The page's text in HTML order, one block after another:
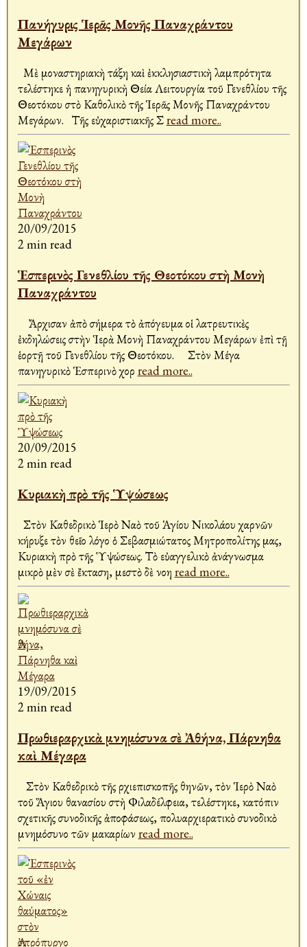
Πανήγυρις Ἱερᾶς Μονῆς Παναχράντου
Μεγάρων
Μὲ μοναστηριακὴ τάξη καὶ ἐκκλησιαστικὴ λαμπρότητα
τελέστηκε ἡ πανηγυρικὴ Θεία Λειτουργία τοῦ Γενεθλίου τῆς
Θεοτόκου στὸ Καθολικὸ τῆς Ἱερᾶς Μονῆς Παναχράντου
Μεγάρων. Τῆς εὐχαριστιακῆς Σread more..
20/09/2015
2 min read
Ἑσπερινὸς Γενεθλίου τῆς Θεοτόκου στὴ Μονὴ
Παναχράντου
Ἄρχισαν ἀπὸ σήμερα τὸ ἀπόγευμα οἱ λατρευτικὲς
ἐκδηλώσεις στὴν Ἱερὰ Μονὴ Παναχράντου Μεγάρων ἐπὶ τῇ
ἑορτῇ τοῦ Γενεθλίου τῆς Θεοτόκου. Στὸν Μέγα
πανηγυρικὸ Ἑσπερινὸ χορ read more..
20/09/2015
2 min read
Κυριακὴ πρὸ τῆς Ὑψώσεως
Στὸν Καθεδρικὸ Ἱερὸ Ναὸ τοῦ Ἁγίου Νικολάου Ἀχαρνῶν
κήρυξε τὸν θεῖο λόγο ὁ Σεβασμιώτατος Μητροπολίτης μας,
Κυριακὴ πρὸ τῆς Ὑψώσεως. Τὸ εὐαγγελικὸ ἀνάγνωσμα
μικρὸ μὲν σὲ ἔκταση, μεστὸ δὲ νοη read more..
19/09/2015
2 min read
Πρωθιεραρχικὰ μνημόσυνα σὲ Ἀθήνα, Πάρνηθα
καὶ Μέγαρα
Στὸν Καθεδρικὸ τῆς Ἀρχιεπισκοπῆς Ἀθηνῶν, τὸν Ἱερὸ Ναὸ
τοῦ Ἅγιου Ἀθανασίου στὴ Φιλαδέλφεια, τελέστηκε, κατόπιν
σχετικῆς συνοδικῆς ἀποφάσεως, πολυαρχιερατικὸ συνοδικὸ
μνημόσυνο τῶν μακαρίων read more..